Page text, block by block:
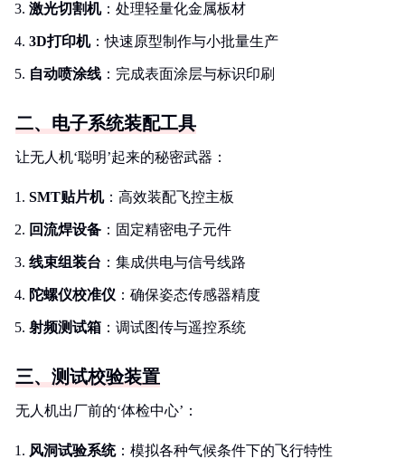
激光切割机：处理轻量化金属板材
3D打印机：快速原型制作与小批量生产
自动喷涂线 ：完成表面涂层与标识印刷
二、电子系统装配工具
让无人机‘聪明’起来的秘密武器：
SMT贴片机：高效装配飞控主板
回流焊设备 ：固定精密电子元件
线束组装台 ：集成供电与信号线路
陀螺仪校准仪 ：确保姿态传感器精度
射频测试箱 ：调试图传与遥控系统
三、测试校验装置
无人机出厂前的‘体检中心’：
风洞试验系统：模拟各种气候条件下的飞行特性